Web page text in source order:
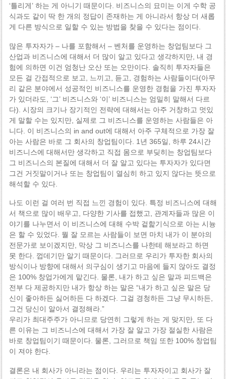
‘틀리게’ 하는 게 아니기 때문이다. 비즈니스의 묘미는 이게 수학 공
식과도 같이 딱 한 개의 정답이 존재하는 게 아니라서 항상 더 새롭
게 다른 방식으로 일할 수 있는 방법을 찾을 수 있다는 점이다.
많은 투자자가 – 나를 포함해서 – 벤처를 운영하는 창업팀보다 그
산업과 비즈니스에 대해서 더 많이 알고 있다고 생각하지만, 내 경
험에 의하면 이건 엄청난 오산 또는 오만이다. 솔직히 투자자들은
모든 걸 간접적으로 보고, 느끼고, 듣고, 경험하는 사람들이다(아무
리 같은 분야에서 성공적인 비즈니스를 운영한 경험을 가진 투자자
가 있더라도, ‘그’ 비즈니스와 ‘이’ 비즈니스는 엄밀히 말해서 다르
다). 시장의 크기나 장기적인 전략에 대해서는 아주 거창하고 멋있
게 말할 수는 있지만, 실제로 그 비즈니스를 운영하는 사람들은 아
니다. 이 비즈니스의 in and out에 대해서 아주 구체적으로 가장 잘
아는 사람은 바로 그 회사의 창업팀이다. 1년 365일, 하루 24시간
비즈니스에 대해서만 생각하고 직접 몸으로 부딪히는 창업팀보다
그 비즈니스의 본질에 대해서 더 잘 알고 있다는 투자자가 있다면
그건 거짓말이거나 또는 창업팀이 열심히 하고 있지 않다는 뜻으로
해석할 수 있다.
나도 이런 걸 여러 번 직접 느낀 경험이 있다. 특정 비즈니스에 대해
서 책으로 많이 배우고, 다양한 기사를 접했고, 관계자들과 많은 이
야기를 나누면서 이 비즈니스에 대해 수박 겉핥기식으로 아는 시늉
은 할 수 있었다. 뭘 잘 모르는 사람들이 보면 마치 내가 이 분야의
전문가로 보이겠지만, 막상 그 비즈니스를 나한테 해보라고 하면
못 한다. 껍데기만 알기 때문이다. 그러므로 우리가 투자한 회사의
방식이나 방향에 대해서 의구심이 생기고 마음에 들지 않아도 결정
은 100% 창업가에게 맡긴다. 물론, 내가 하고 싶은 말과 피드백은
전부 다 제공하지만 내가 항상 하는 말은 “내가 하고 싶은 말은 당
신이 좋아하든 싫어하든 다 하겠다. 그걸 경청하든 그냥 무시하든,
그건 당신이 알아서 결정해라.”
우리가 최대주주가 아니므로 당연히 그렇게 하는 게 맞지만, 또 다
른 이유는 그 비즈니스에 대해서 가장 잘 알고 가장 절실한 사람은
바로 창업팀이기 때문이다. 물론, 그러므로 책임 또한 100% 창업팀
이 져야 한다.
결론은 내 회사가 아니라는 점이다. 우리는 투자자이고 회사가 잘